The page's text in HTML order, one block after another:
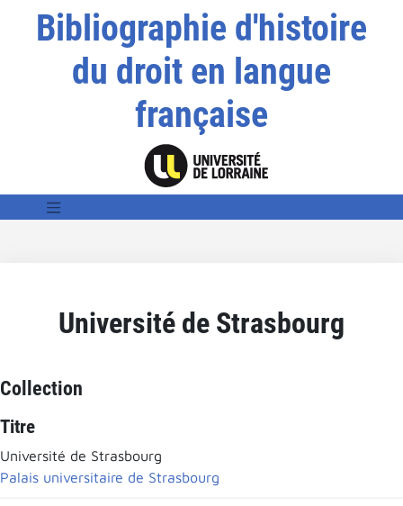
Bibliographie d'histoire
du droit en langue
française
Université de Strasbourg
Collection
Titre
Université de Strasbourg
Palais universitaire de Strasbourg